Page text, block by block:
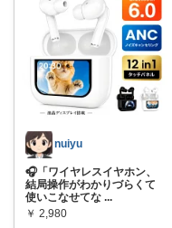
nuiyu
🎧「ワイヤレスイヤホン、
結局操作がわかりづらくて
使いこなせてな ...
￥ 2,980